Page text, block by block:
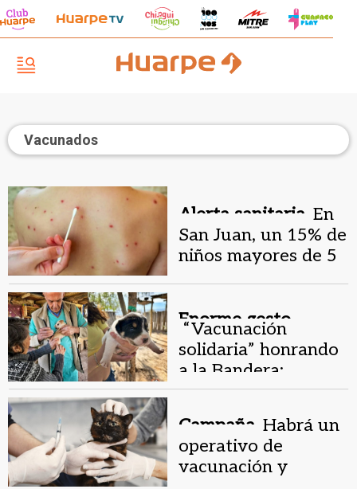
Vacunados
Alerta sanitaria. En
San Juan, un 15% de
niños mayores de 5
sarampión
Enorme gesto.
“Vacunación
solidaria” honrando
a la Bandera:
proteccionistas
alimentaron a
perritos
Campaña. Habrá un
operativo de
vacunación y